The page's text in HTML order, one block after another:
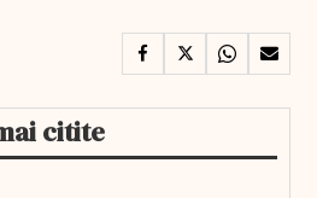
citite